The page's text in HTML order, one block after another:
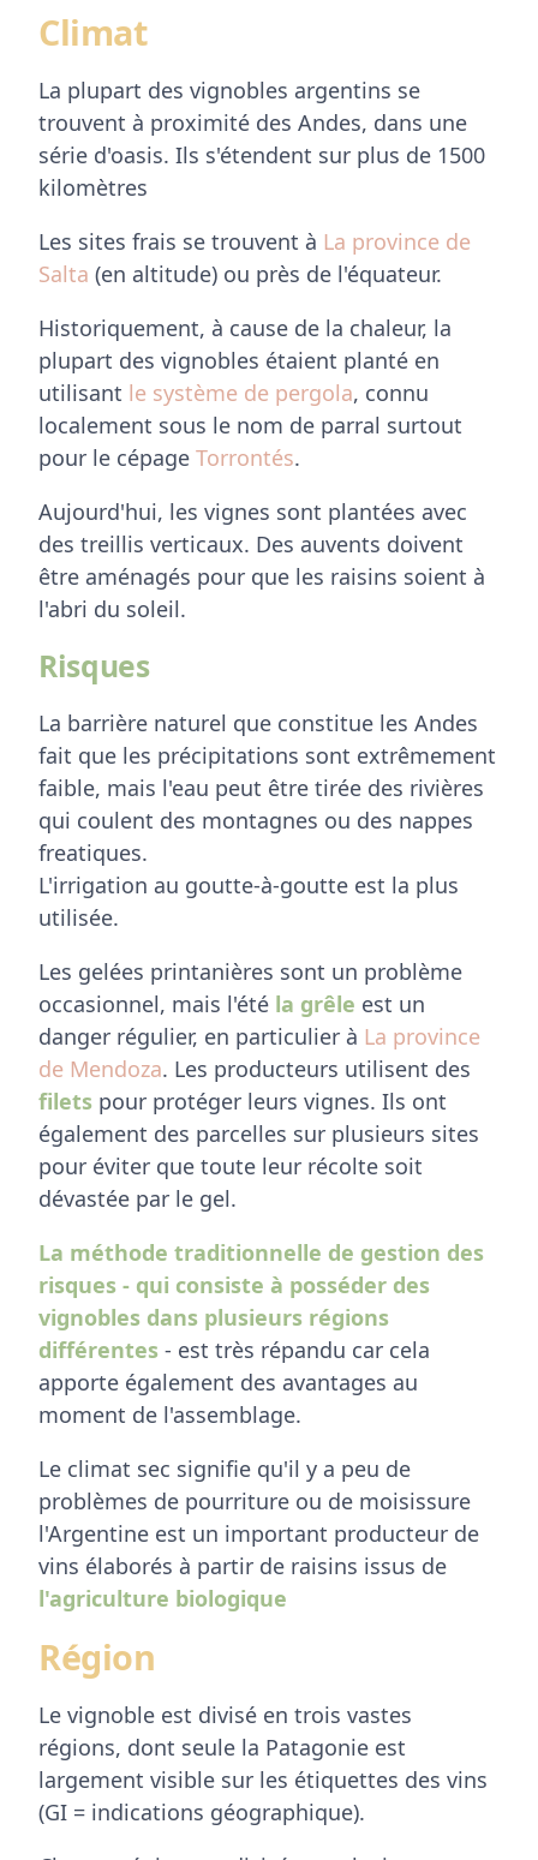
Climat
La plupart des vignobles argentins se
trouvent à proximité des Andes, dans une
série d'oasis. Ils s'étendent sur plus de 1500
kilomètres
Les sites frais se trouvent à La province de
Salta (en altitude) ou près de l'équateur.
Historiquement, à cause de la chaleur, la
plupart des vignobles étaient planté en
utilisant le système de pergola, connu
localement sous le nom de parral surtout
pour le cépage Torrontés.
Aujourd'hui, les vignes sont plantées avec
des treillis verticaux. Des auvents doivent
être aménagés pour que les raisins soient à
l'abri du soleil.
Risques
La barrière naturel que constitue les Andes
fait que les précipitations sont extrêmement
faible, mais l'eau peut être tirée des rivières
qui coulent des montagnes ou des nappes
freatiques.
L'irrigation au goutte-à-goutte est la plus
utilisée.
Les gelées printanières sont un problème
occasionnel, mais l'été la grêle est un
danger régulier, en particulier à La province
de Mendoza. Les producteurs utilisent des
filets pour protéger leurs vignes. Ils ont
également des parcelles sur plusieurs sites
pour éviter que toute leur récolte soit
dévastée par le gel.
La méthode traditionnelle de gestion des
risques - qui consiste à posséder des
vignobles dans plusieurs régions
différentes - est très répandu car cela
apporte également des avantages au
moment de l'assemblage.
Le climat sec signifie qu'il y a peu de
problèmes de pourriture ou de moisissure
l'Argentine est un important producteur de
vins élaborés à partir de raisins issus de
l'agriculture biologique
Région
Le vignoble est divisé en trois vastes
régions, dont seule la Patagonie est
largement visible sur les étiquettes des vins
(GI = indications géographique).